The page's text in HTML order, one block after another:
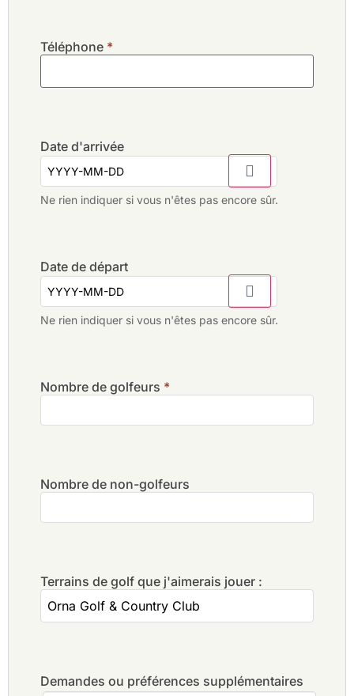
Téléphone *
Date d'arrivée
Ne rien indiquer si vous n'êtes pas encore sûr.
Date de départ
Ne rien indiquer si vous n'êtes pas encore sûr.
Nombre de golfeurs *
Nombre de non-golfeurs
Terrains de golf que j'aimerais jouer :
Demandes ou préférences supplémentaires